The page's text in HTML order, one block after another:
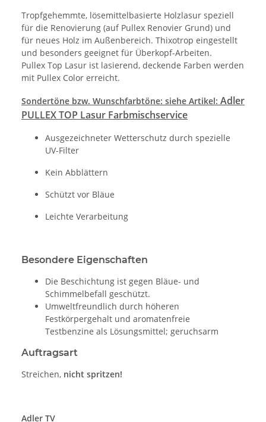
Tropfgehemmte, lösemittelbasierte Holzlasur speziell
für die Renovierung (auf Pullex Renovier Grund) und
für neues Holz im Außenbereich. Thixotrop eingestellt
und besonders geeignet für Überkopf-Arbeiten.
Pullex Top Lasur ist lasierend, deckende Farben werden
mit Pullex Color erreicht.
Sondertöne bzw. Wunschfarbtöne: siehe Artikel: Adler
PULLEX TOP Lasur Farbmischservice
Ausgezeichneter Wetterschutz durch spezielle
UV-Filter
Kein Abblättern
Schützt vor Bläue
Leichte Verarbeitung
Besondere Eigenschaften
Die Beschichtung ist gegen Bläue- und
Schimmelbefall geschützt.
Umweltfreundlich durch höheren
Festkörpergehalt und aromatenfreie
Testbenzine als Lösungsmittel; geruchsarm
Auftragsart
Streichen, nicht spritzen!
Adler TV